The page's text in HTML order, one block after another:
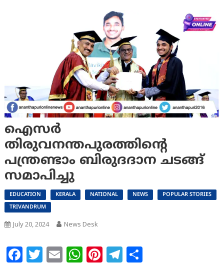
ഐസർ
തിരുവനന്തപുരത്തിന്റെ
പന്ത്രണ്ടാം ബിരുദദാന ചടങ്ങ്
സമാപിച്ചു
EDUCATION KERALA NATIONAL NEWS
POPULAR STORIES
TRIVANDRUM
July 20, 2024 News Desk
Facebook
Twitter
EmailWhatsApp
Pinterest
Telegram
Share